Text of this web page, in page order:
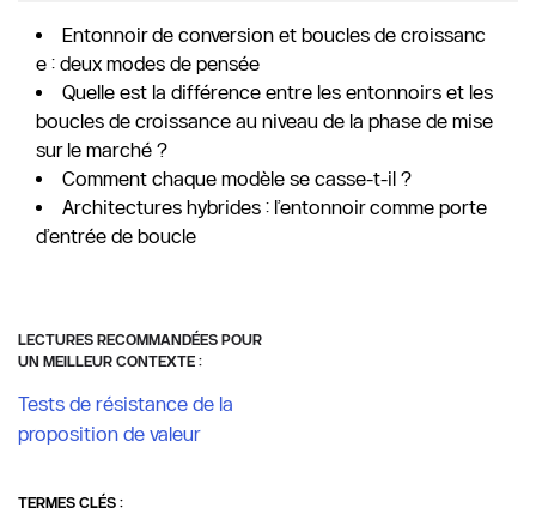
Entonnoir de conversion et boucles de croissanc
e : deux modes de pensée
Quelle est la différence entre les entonnoirs et les
boucles de croissance au niveau de la phase de mise
sur le marché ?
Comment chaque modèle se casse-t-il ?
Architectures hybrides : l’entonnoir comme porte
d’entrée de boucle
LECTURES RECOMMANDÉES POUR
UN MEILLEUR CONTEXTE :
Tests de résistance de la
proposition de valeur
TERMES CLÉS :